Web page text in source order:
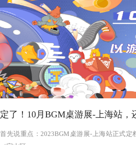
定了！10月BGM桌游展-上海站，
首先说重点：2023BGM桌游展-上海站正式